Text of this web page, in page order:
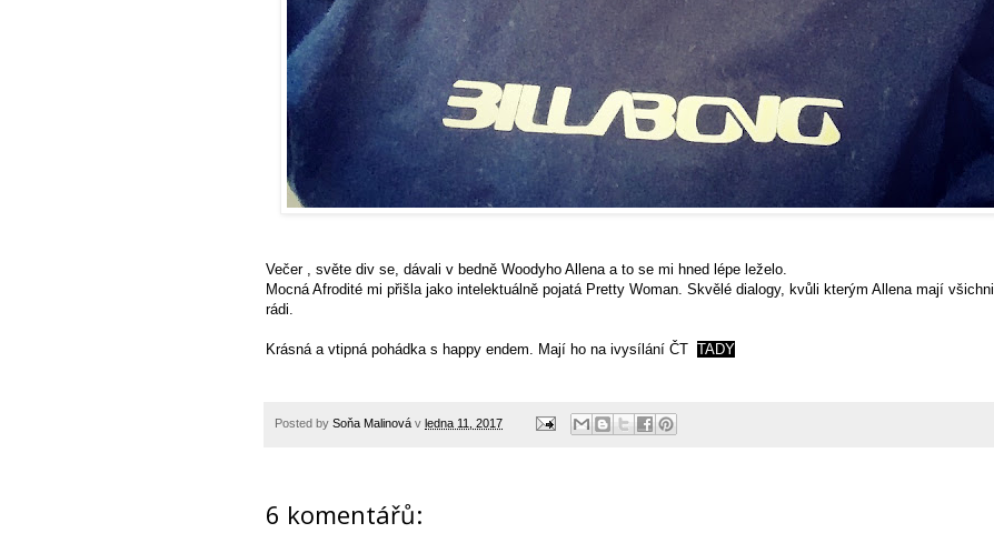
Večer , světe div se, dávali v bedně Woodyho Allena a to se mi hned lépe leželo.
Mocná Afrodité mi přišla jako intelektuálně pojatá Pretty Woman. Skvělé dialogy, kvůli kterým Allena mají všichni
rádi.
Krásná a vtipná pohádka s happy endem. Mají ho na ivysílání ČT TADY
Posted by Soňa Malinová v ledna 11, 2017
6 komentářů: